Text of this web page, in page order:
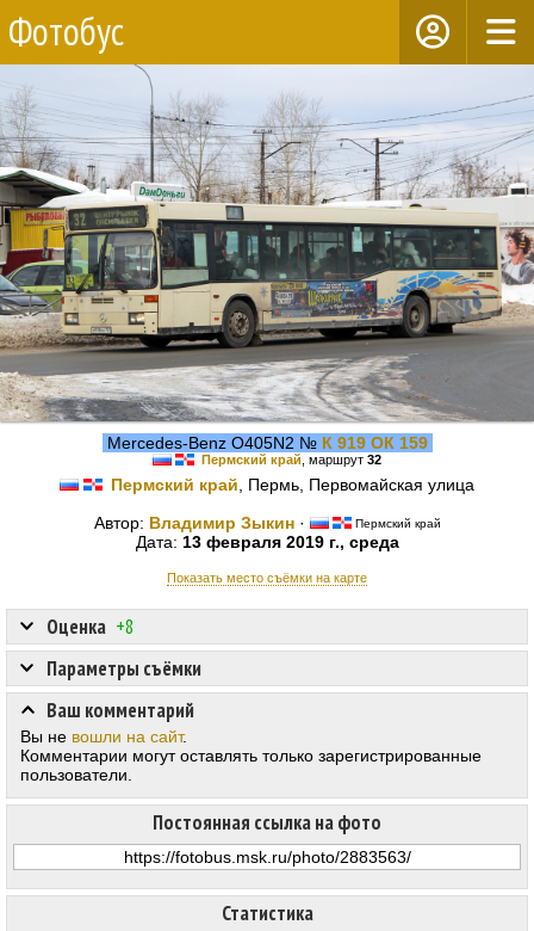
Фотобус
Mercedes-Benz O405N2 № К 919 ОК 159
Пермский край , маршрут 32
Пермский край , Пермь, Первомайская улица
Автор: Владимир Зыкин· Пермский край
Дата: 13 февраля 2019 г., среда
Показать место съёмки на карте
Статистика
Оценка +8
Постоянная ссылка на фото
Параметры съёмки
Ваш комментарий
Вы не вошли на сайт.
Комментарии могут оставлять только зарегистрированные
пользователи.